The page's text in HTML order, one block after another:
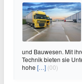
und Bauwesen. Mit
Technik bieten sie
hohe […] (00)